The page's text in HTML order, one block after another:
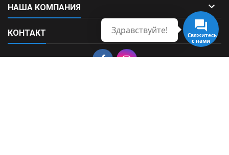
НАША КОМПАНИЯ 
КОНТАКТ 
Свяжитесь
с нами
Здравствуйте!